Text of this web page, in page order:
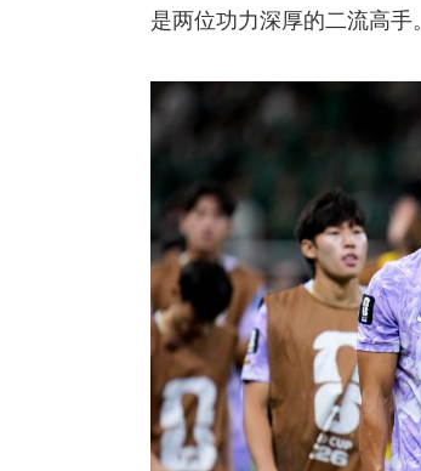
是两位功力深厚的二流高手。